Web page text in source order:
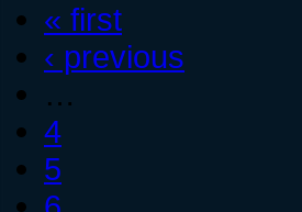
« first
‹ previous
…
4
5